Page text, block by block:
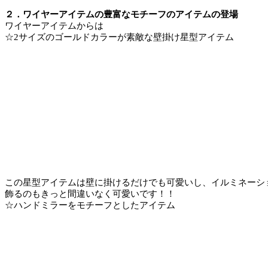
２．ワイヤーアイテムの豊富なモチーフのアイテムの登場
ワイヤーアイテムからは
☆2サイズのゴールドカラーが素敵な壁掛け星型アイテム
この星型アイテムは壁に掛けるだけでも可愛いし、イルミネー
飾るのもきっと間違いなく可愛いです！！
☆ハンドミラーをモチーフとしたアイテム